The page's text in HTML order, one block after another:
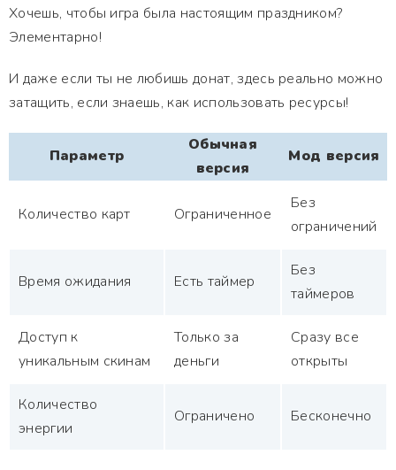
Хочешь, чтобы игра была настоящим праздником?
Элементарно!
И даже если ты не любишь донат, здесь реально можно
затащить, если знаешь, как использовать ресурсы!
Параметр
Обычная
версия
Мод версия
Количество карт Ограниченное
Без
ограничений
Время ожидания Есть таймер
Без
таймеров
Доступ к
уникальным скинам
Только за
деньги
Сразу все
открыты
Количество
энергии
Ограничено Бесконечно